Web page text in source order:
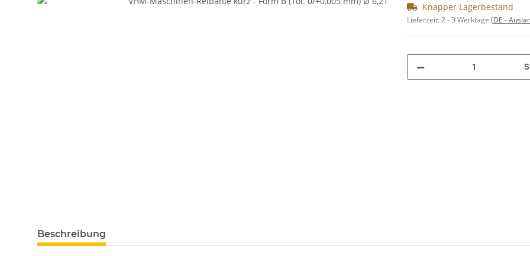
Knapper Lagerbestand
Lieferzeit:2 - 3 Werktage (DE -
weitere Registerkarten anzeigen
Beschreibung